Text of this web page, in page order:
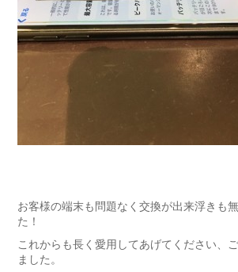
お客様の端末も問題なく交換が出来浮きも
た！
これからも長く愛用してあげてください、
ました。